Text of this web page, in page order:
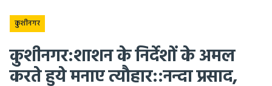
कुशीनगर
कुशीनगर:शाशन के निर्देशों के अमल
करते हुये मनाए त्यौहार::नन्दा प्रसाद,